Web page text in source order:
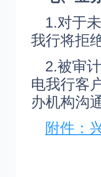
1.对于
我行将拒
2.被审
电我行客
办机构沟
附件：